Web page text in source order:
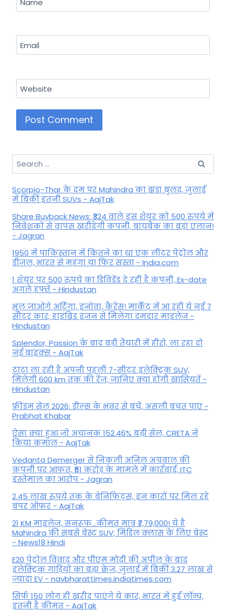
Name
Email
Website
Search
for:
Scorpio-Thar के दम पर Mahindra का झंडा बुलंद, जुलाई
में बिकीं इतनी SUVs - AajTak
Share Buyback News: ₹324 वाले इस शेयर को 500 रुपये में
निवेशकों से वापस खरीदेगी कंपनी, बायबैक का बड़ा एलान!
- Jagran
1950 में पाकिस्तान में कितने का था एक लीटर पेट्रोल और
डीजल, भारत से महंगा या फिर सस्ता - India.com
1 शेयर पर 500 रुपये का डिविडेंड दे रही है कंपनी, Ex-date
अगले हफ्ते - Hindustan
भूल जाओगे अर्टिगा, इनोवा, कैरेंस! मार्केट में आ रही ये नई 7
सीटर कार; हाइब्रिड इंजन से मिलेगा दमदार माइलेज -
Hindustan
Splendor, Passion के बाद बड़ी तैयारी में हीरो, ला रहा दो
नई बाइक्स - AajTak
टाटा ला रही है अपनी पहली 7-सीटर इलेक्ट्रिक SUV,
मिलेगी 600 km तक की रेंज; जानिए क्या होंगी खासियतें -
Hindustan
फ्रीडम सेल 2026: डील्स के भंवर से बचें, असली बचत पाएं -
Prabhat Khabar
ऐसा क्या हुआ जो अचानक 152.46% बढ़ी सेल, CRETA ने
किया कमाल - AajTak
Vedanta Demerger से निकली अनिल अग्रवाल की
कंपनी पर आफत, ₹51 करोड़ के मामले में कार्रवाई; ITC
इस्तेमाल का आरोप - Jagran
2.45 लाख रुपये तक के बेनिफिट्स, इन कारों पर मिल रहे
बंपर ऑफर - AajTak
21 KM माइलेज, सनरूफ...कीमत मात्र ₹7,79,000! ये हैं
Mahindra की सबसे बेस्ट SUV; मिडिल क्लास के लिए बेस्ट
- News18 Hindi
E20 पेट्रोल विवाद और पीएम मोदी की अपील के बाद
इलेक्ट्रिक गाड़ियों का बढ़ा क्रेज, जुलाई में बिकीं 3.27 लाख से
ज्यादा EV - navbharattimes.indiatimes.com
सिर्फ 150 लोग ही खरीद पाएंगे ये कार, भारत में हुई लॉन्च,
इतनी है कीमत - AajTak